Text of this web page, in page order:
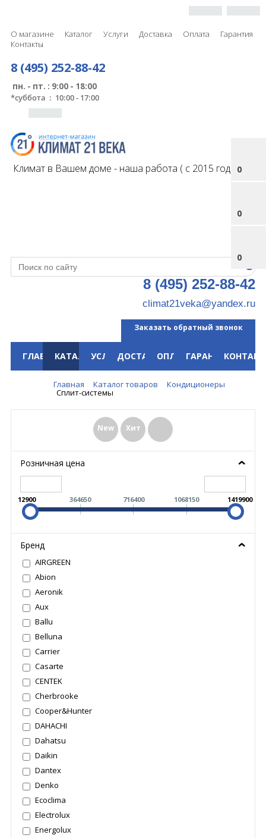
О магазине Каталог Услуги Доставка Оплата
Гарантия
Контакты
0
0
0
8 (495) 252-88-42
пн. - пт. : 9:00 - 18:00
*суббота : 10:00 - 17:00
Климат в Вашем доме - наша работа ( с 2015 года )
8 (495) 252-88-42
climat21veka@yandex.ru
Заказать обратный звонок
ГЛАВНАЯКАТАЛОГУСЛУГИДОСТАВКАОПЛАТАГАРАНТИЯ
Главная Каталог товаров Кондиционеры
Сплит-системы
New Хит
Розничная цена
12900 364650 716400 1068150 1419900
Бренд
AIRGREEN
Abion
Aeronik
Aux
Ballu
Belluna
Carrier
Casarte
CENTEK
Cherbrooke
Cooper&Hunter
DAHACHI
Dahatsu
Daikin
Dantex
Denko
Ecoclima
Electrolux
Energolux